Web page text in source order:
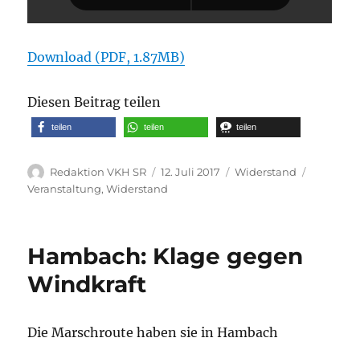
Download (PDF, 1.87MB)
Diesen Beitrag teilen
teilen teilen teilen
Autor
Redaktion VKH SR
Veröffentlicht
am
12. Juli 2017 Kategorien
Widerstand
Veranstaltung,Widerstand
Hambach: Klage gegen
Windkraft
Die Marschroute haben sie in Hambach